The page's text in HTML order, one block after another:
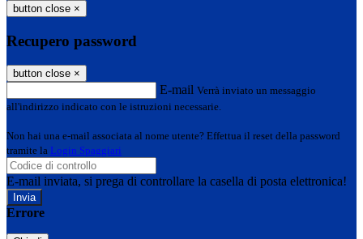
button close ×
Recupero password
button close ×
E-mail Verrà inviato un messaggio
all'indirizzo indicato con le istruzioni necessarie.
Non hai una e-mail associata al nome utente? Effettua il reset della password
tramite la Login Spaggiari
E-mail inviata, si prega di controllare la casella di posta elettronica!
Errore